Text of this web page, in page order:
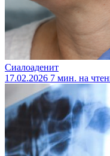
Сиалоаденит
17.02.2026 7 мин. на